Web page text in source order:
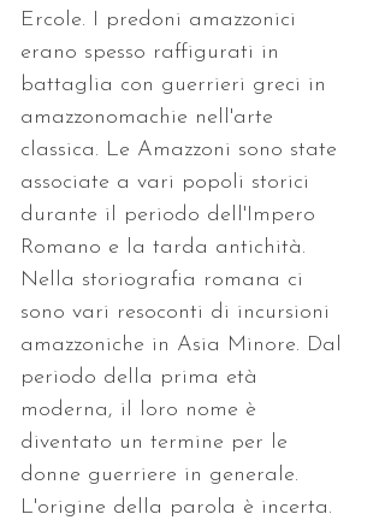
Ercole. I predoni amazzonici
erano spesso raffigurati in
battaglia con guerrieri greci in
amazzonomachie nell'arte
classica. Le Amazzoni sono state
associate a vari popoli storici
durante il periodo dell'Impero
Romano e la tarda antichità.
Nella storiografia romana ci
sono vari resoconti di incursioni
amazzoniche in Asia Minore. Dal
periodo della prima età
moderna, il loro nome è
diventato un termine per le
donne guerriere in generale.
L'origine della parola è incerta.